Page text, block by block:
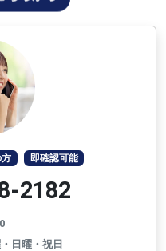
方 即確認可能
2182
日曜・祝日